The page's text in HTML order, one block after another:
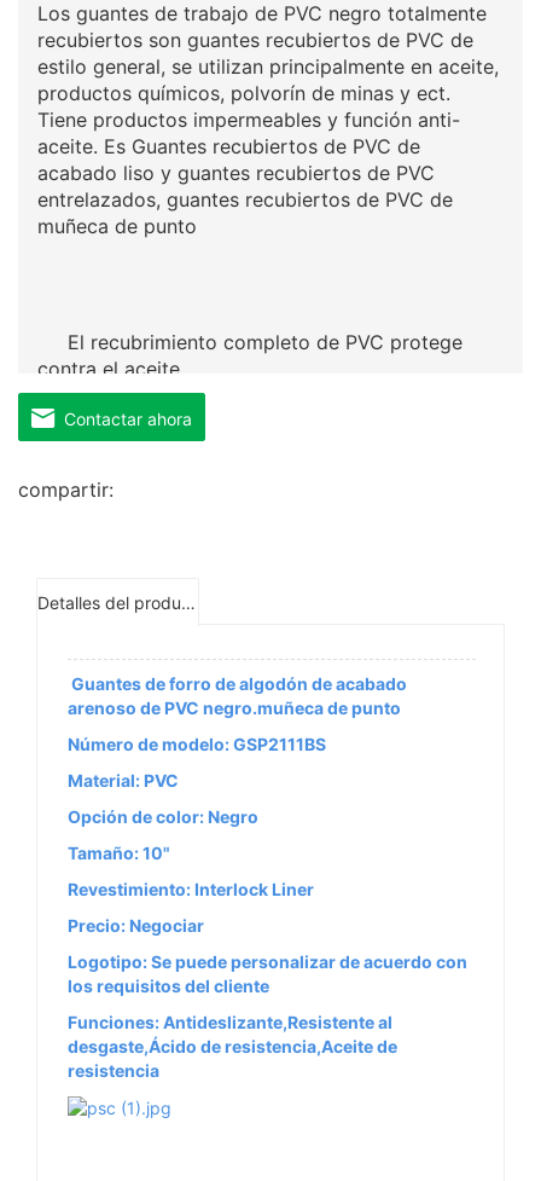
Los guantes de trabajo de PVC negro totalmente
recubiertos son guantes recubiertos de PVC de
estilo general, se utilizan principalmente en aceite,
productos químicos, polvorín de minas y ect.
Tiene productos impermeables y función anti-
aceite. Es Guantes recubiertos de PVC de
acabado liso y guantes recubiertos de PVC
entrelazados, guantes recubiertos de PVC de
muñeca de punto
El recubrimiento completo de PVC protege
contra el aceite
Contactar ahora
compartir:
Detalles del producto
Guantes de forro de algodón de acabado
arenoso de PVC negro.muñeca de punto
Número de modelo: GSP2111BS
Material: PVC
Opción de color: Negro
Tamaño: 10"
Revestimiento: Interlock Liner
Precio: Negociar
Logotipo:Se puede personalizar de acuerdo con
los requisitos del cliente
Funciones: Antideslizante,Resistente al
desgaste,Ácido de resistencia,Aceite de
resistencia